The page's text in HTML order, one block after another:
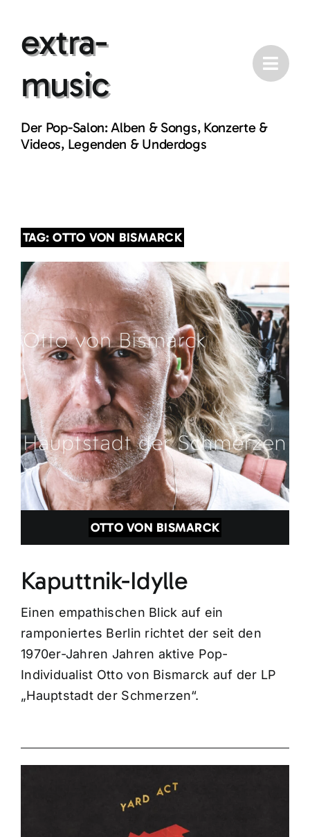
contentextra-
music
Der Pop-Salon: Alben & Songs, Konzerte &
Videos, Legenden & Underdogs
TAG: OTTO VON BISMARCK
OTTO VON BISMARCK
Kaputtnik-Idylle
Einen empathischen Blick auf ein
ramponiertes Berlin richtet der seit den
1970er-Jahren Jahren aktive Pop-
Individualist Otto von Bismarck auf der LP
„Hauptstadt der Schmerzen“.